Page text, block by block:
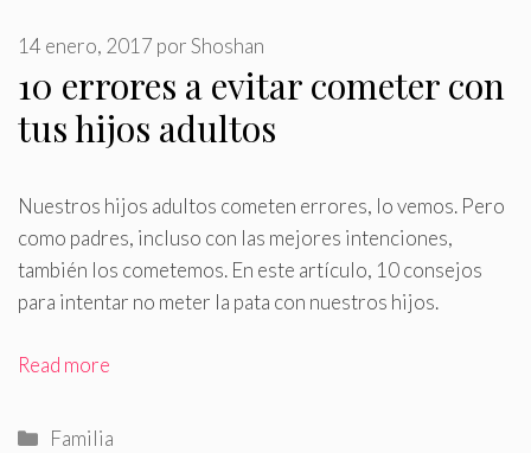
10 errores a evitar cometer con
tus hijos adultos
14 enero, 2017 porShoshan
Nuestros hijos adultos cometen errores, lo vemos. Pero
como padres, incluso con las mejores intenciones,
también los cometemos. En este artículo, 10 consejos
para intentar no meter la pata con nuestros hijos.
Read more
Categorías
Familia